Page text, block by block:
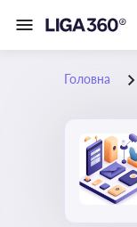
Головна